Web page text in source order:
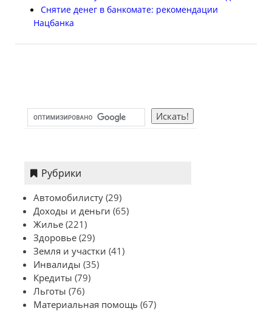
Снятие денег в банкомате: рекомендации
Нацбанка
Рубрики
Автомобилисту (29)
Доходы и деньги (65)
Жилье (221)
Здоровье (29)
Земля и участки (41)
Инвалиды (35)
Кредиты (79)
Льготы (76)
Материальная помощь (67)